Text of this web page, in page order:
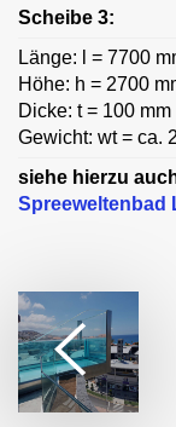
Scheibe 3:
Länge: l = 7700
Höhe: h = 2700
Dicke: t = 100 mm
Gewicht: wt = ca.
siehe hierzu
Spreeweltenbad